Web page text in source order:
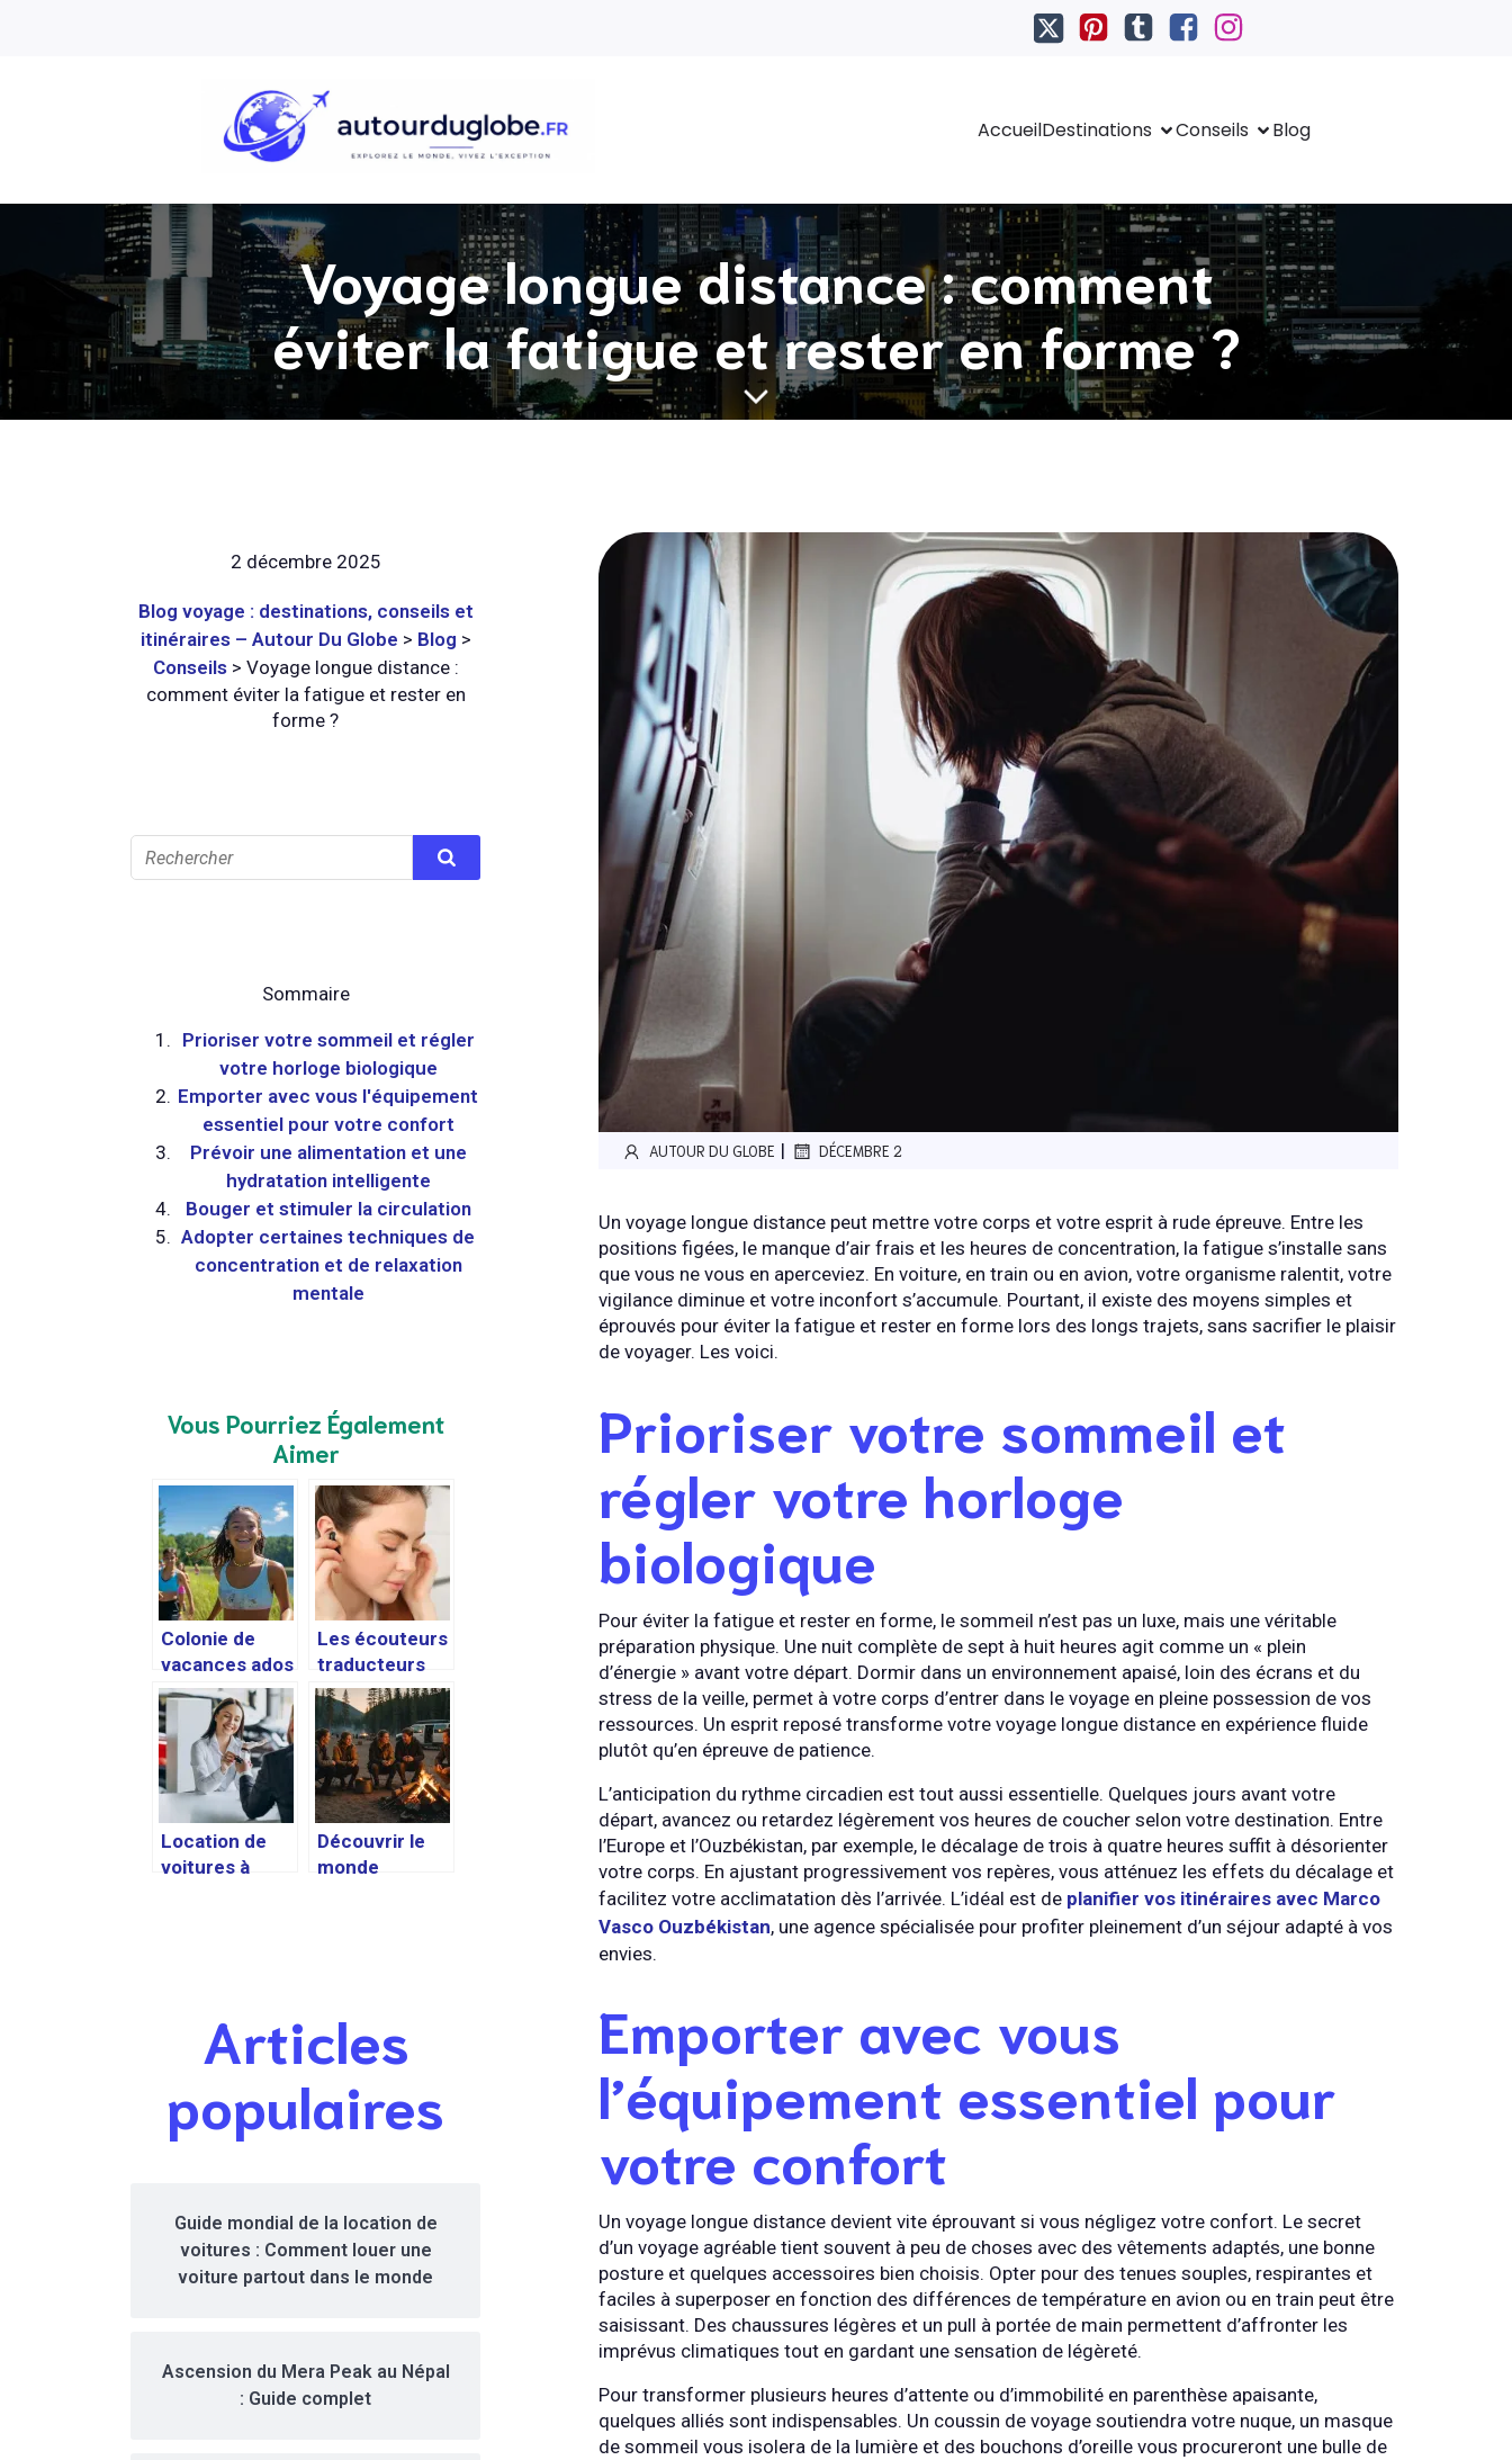
AccueilDestinations Conseils Blog
Voyage longue distance : comment
éviter la fatigue et rester en forme ?
2 décembre 2025
Blog voyage : destinations, conseils et
itinéraires – Autour Du Globe > Blog >
Conseils> Voyage longue distance :
comment éviter la fatigue et rester en
forme ?
Sommaire
Prioriser votre sommeil et régler
votre horloge biologique
Emporter avec vous l'équipement
essentiel pour votre confort
Prévoir une alimentation et une
hydratation intelligente
Bouger et stimuler la circulation
Adopter certaines techniques de
concentration et de relaxation
mentale
Vous Pourriez Également
Aimer
Colonie de
vacances ados
: aventures
inoubliables et
nouvelles
amitiés pour
un été
épanouissant
Les écouteurs
traducteurs
instantanés, la
solution idéale
pour voyager
sans barrière
linguistique
Location de
voitures à
Découvrir le
monde
uniques
Articles
populaires
Guide mondial de la location de
voitures : Comment louer une
voiture partout dans le monde
Ascension du Mera Peak au Népal
: Guide complet
AUTOUR DU GLOBE | DÉCEMBRE 2
Un voyage longue distance peut mettre votre corps et votre esprit à rude épreuve. Entre les
positions figées, le manque d’air frais et les heures de concentration, la fatigue s’installe sans
que vous ne vous en aperceviez. En voiture, en train ou en avion, votre organisme ralentit, votre
vigilance diminue et votre inconfort s’accumule. Pourtant, il existe des moyens simples et
éprouvés pour éviter la fatigue et rester en forme lors des longs trajets, sans sacrifier le plaisir
de voyager. Les voici.
Prioriser votre sommeil et
régler votre horloge
biologique
Pour éviter la fatigue et rester en forme, le sommeil n’est pas un luxe, mais une véritable
préparation physique. Une nuit complète de sept à huit heures agit comme un « plein
d’énergie » avant votre départ. Dormir dans un environnement apaisé, loin des écrans et du
stress de la veille, permet à votre corps d’entrer dans le voyage en pleine possession de vos
ressources. Un esprit reposé transforme votre voyage longue distance en expérience fluide
plutôt qu’en épreuve de patience.
L’anticipation du rythme circadien est tout aussi essentielle. Quelques jours avant votre
départ, avancez ou retardez légèrement vos heures de coucher selon votre destination. Entre
l’Europe et l’Ouzbékistan, par exemple, le décalage de trois à quatre heures suffit à désorienter
votre corps. En ajustant progressivement vos repères, vous atténuez les effets du décalage et
facilitez votre acclimatation dès l’arrivée. L’idéal est de planifier vos itinéraires avec Marco
Vasco Ouzbékistan, une agence spécialisée pour profiter pleinement d’un séjour adapté à vos
envies.
Emporter avec vous
l’équipement essentiel pour
votre confort
Un voyage longue distance devient vite éprouvant si vous négligez votre confort. Le secret
d’un voyage agréable tient souvent à peu de choses avec des vêtements adaptés, une bonne
posture et quelques accessoires bien choisis. Opter pour des tenues souples, respirantes et
faciles à superposer en fonction des différences de température en avion ou en train peut être
saisissant. Des chaussures légères et un pull à portée de main permettent d’affronter les
imprévus climatiques tout en gardant une sensation de légèreté.
Pour transformer plusieurs heures d’attente ou d’immobilité en parenthèse apaisante,
quelques alliés sont indispensables. Un coussin de voyage soutiendra votre nuque, un masque
de sommeil vous isolera de la lumière et des bouchons d’oreille vous procureront une bulle de